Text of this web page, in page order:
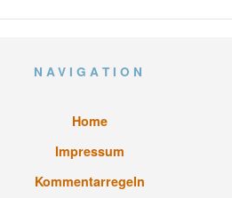
NAVIGATION
Home
Impressum
Kommentarregeln